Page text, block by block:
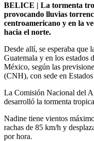
BELICE | La tormenta
provocando lluvias
centroamericano y en la
hacia el norte.
Desde allí, se esperaba que
Guatemala y en los estados
México, según las
(CNH), con sede en
La Comisión Nacional del
desarrolló la tormenta
Nadine tiene vientos
rachas de 85 km/h y
por hora.